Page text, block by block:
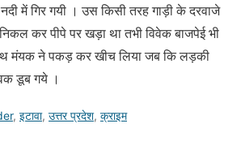
में गिर गयी । उस किसी तरह गाड़ी के दरवाजे
कर पीपे पर खड़ा था तभी विवेक बाजपेई भी
मंयक ने पकड़ कर खीच लिया जब कि लड़की
डूब गये ।
, इटावा, उत्तर प्रदेश, क्राइम